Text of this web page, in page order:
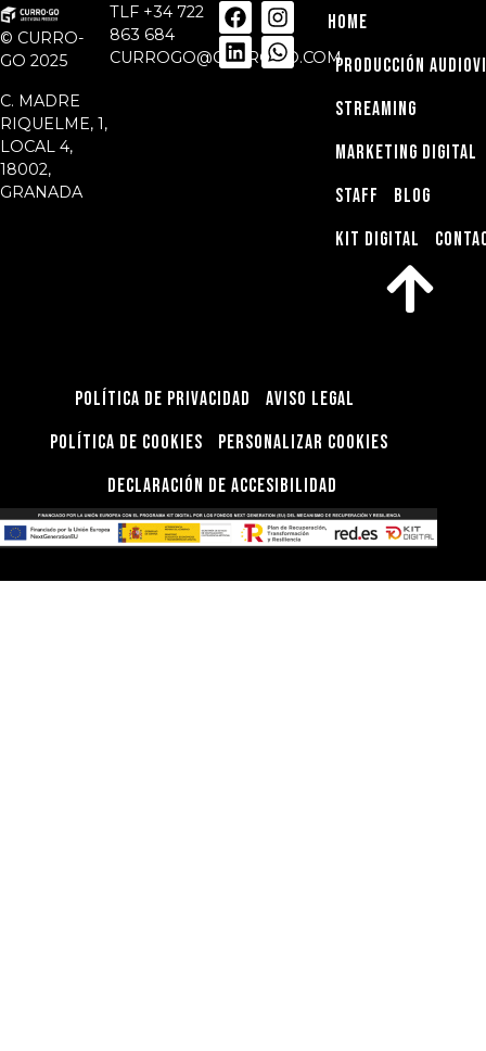
© CURRO-
GO 2025
C. MADRE
RIQUELME, 1,
LOCAL 4,
18002,
GRANADA
TLF +34 722
863 684
CURROGO@CURROGO.COM
HOME
PRODUCCIÓN
STREAMING
MARKETING DIGITAL
STAFF
BLOG
KIT DIGITAL
Política de privacidad
Aviso Legal
Política de Cookies
Personalizar Cookies
Declaración de Accesibilidad